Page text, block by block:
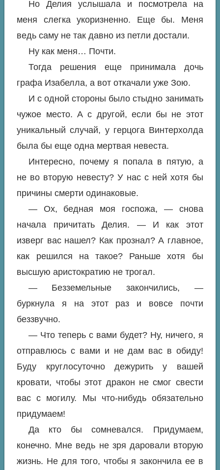
Но Делия услышала и посмотрела на
меня слегка укоризненно. Еще бы. Меня
ведь саму не так давно из петли достали.
Ну как меня… Почти.
Тогда решения еще принимала дочь
графа Изабелла, а вот откачали уже Зою.
И с одной стороны было стыдно занимать
чужое место. А с другой, если бы не этот
уникальный случай, у герцога Винтерхолда
была бы еще одна мертвая невеста.
Интересно, почему я попала в пятую, а
не во вторую невесту? У нас с ней хотя бы
причины смерти одинаковые.
— Ох, бедная моя госпожа, — снова
начала причитать Делия. — И как этот
изверг вас нашел? Как прознал? А главное,
как решился на такое? Раньше хотя бы
высшую аристократию не трогал.
— Безземельные закончились, —
буркнула я на этот раз и вовсе почти
беззвучно.
— Что теперь с вами будет? Ну, ничего, я
отправлюсь с вами и не дам вас в обиду!
Буду круглосуточно дежурить у вашей
кровати, чтобы этот дракон не смог свести
вас с могилу. Мы что-нибудь обязательно
придумаем!
Да кто бы сомневался. Придумаем,
конечно. Мне ведь не зря даровали вторую
жизнь. Не для того, чтобы я закончила ее в